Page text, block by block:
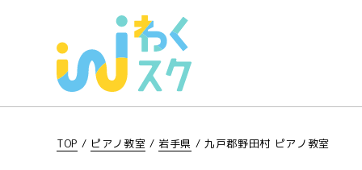
TOP / ピアノ教室 / 岩手県 /九戸郡野田村 ピアノ教室